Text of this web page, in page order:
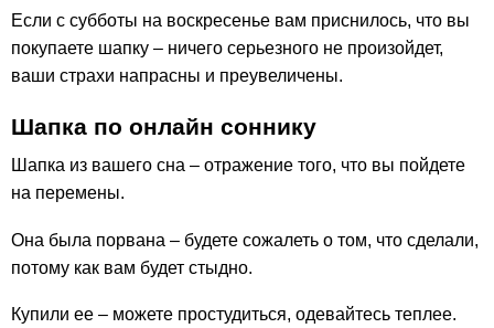
Если с субботы на воскресенье вам приснилось, что вы
покупаете шапку – ничего серьезного не произойдет,
ваши страхи напрасны и преувеличены.
Шапка по онлайн соннику
Шапка из вашего сна – отражение того, что вы пойдете
на перемены.
Она была порвана – будете сожалеть о том, что сделали,
потому как вам будет стыдно.
Купили ее – можете простудиться, одевайтесь теплее.